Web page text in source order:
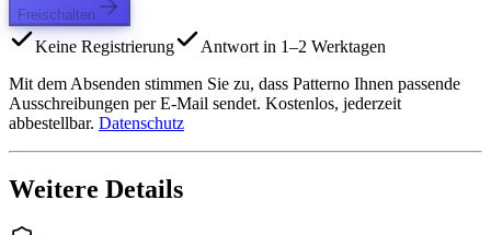
Freischalten
Keine Registrierung
Antwort in 1–2 Werktagen
Mit dem Absenden stimmen Sie zu, dass Patterno Ihnen passende
Ausschreibungen per E-Mail sendet. Kostenlos, jederzeit
abbestellbar. Datenschutz
Weitere Details